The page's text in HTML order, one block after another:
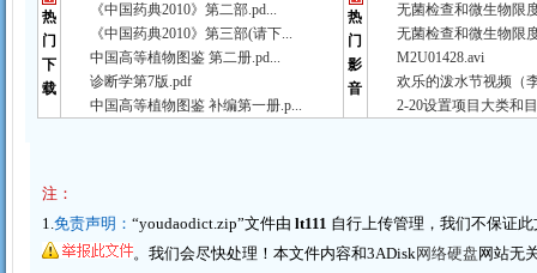
热
门
下
载
《中国药典2010》第二部.pd...
《中国药典2010》第三部(请下...
中国高等植物图鉴 第二册.pd...
诊断学第7版.pdf
中国高等植物图鉴 补编第一册.p...
热
门
影
音
无菌检查和微生物限
无菌检查和微生物限
M2U01428.avi
欢乐的泼水节视频（
2-20设置项目大类和
注：
1.免责声明：“youdaodict.zip”文件由lt111 自行上传管理，我们不保证
。我们会尽快处理！本文件内容和3ADisk网络硬盘 网站无